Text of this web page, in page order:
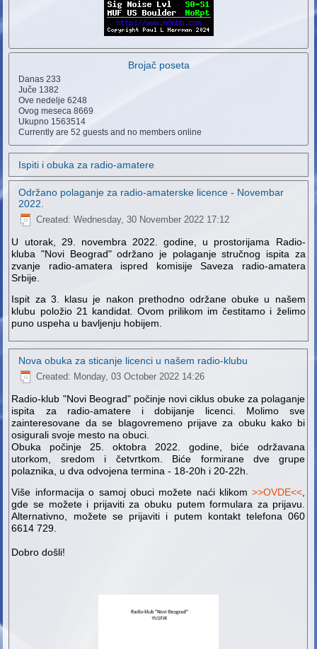
Brojač poseta
Danas233
Juče 1382
Ove nedelje6248
Ovog meseca8669
Ukupno 1563514
Currently are 52 guests and no members online
Ispiti i obuka za radio-amatere
Održano polaganje za radio-amaterske licence - Novembar
2022.
Created: Wednesday, 30 November 2022 17:12
U utorak, 29. novembra 2022. godine, u prostorijama Radio-
kluba "Novi Beograd" održano je polaganje stručnog ispita za
zvanje radio-amatera ispred komisije Saveza radio-amatera
Srbije.
Ispit za 3. klasu je nakon prethodno održane obuke u našem
klubu položio 21 kandidat. Ovom prilikom im čestitamo i želimo
puno uspeha u bavljenju hobijem.
Nova obuka za sticanje licenci u našem radio-klubu
Created: Monday, 03 October 2022 14:26
Radio-klub "Novi Beograd" počinje novi ciklus obuke za polaganje
ispita za radio-amatere i dobijanje licenci. Molimo sve
zainteresovane da se blagovremeno prijave za obuku kako bi
osigurali svoje mesto na obuci.
Obuka počinje 25. oktobra 2022. godine, biće održavana
utorkom, sredom i četvrtkom. Biće formirane dve grupe
polaznika, u dva odvojena termina - 18-20h i 20-22h.
Više informacija o samoj obuci možete naći klikom>>OVDE<<,
gde se možete i prijaviti za obuku putem formulara za prijavu.
Alternativno, možete se prijaviti i putem kontakt telefona 060
6614 729.
Dobro došli!